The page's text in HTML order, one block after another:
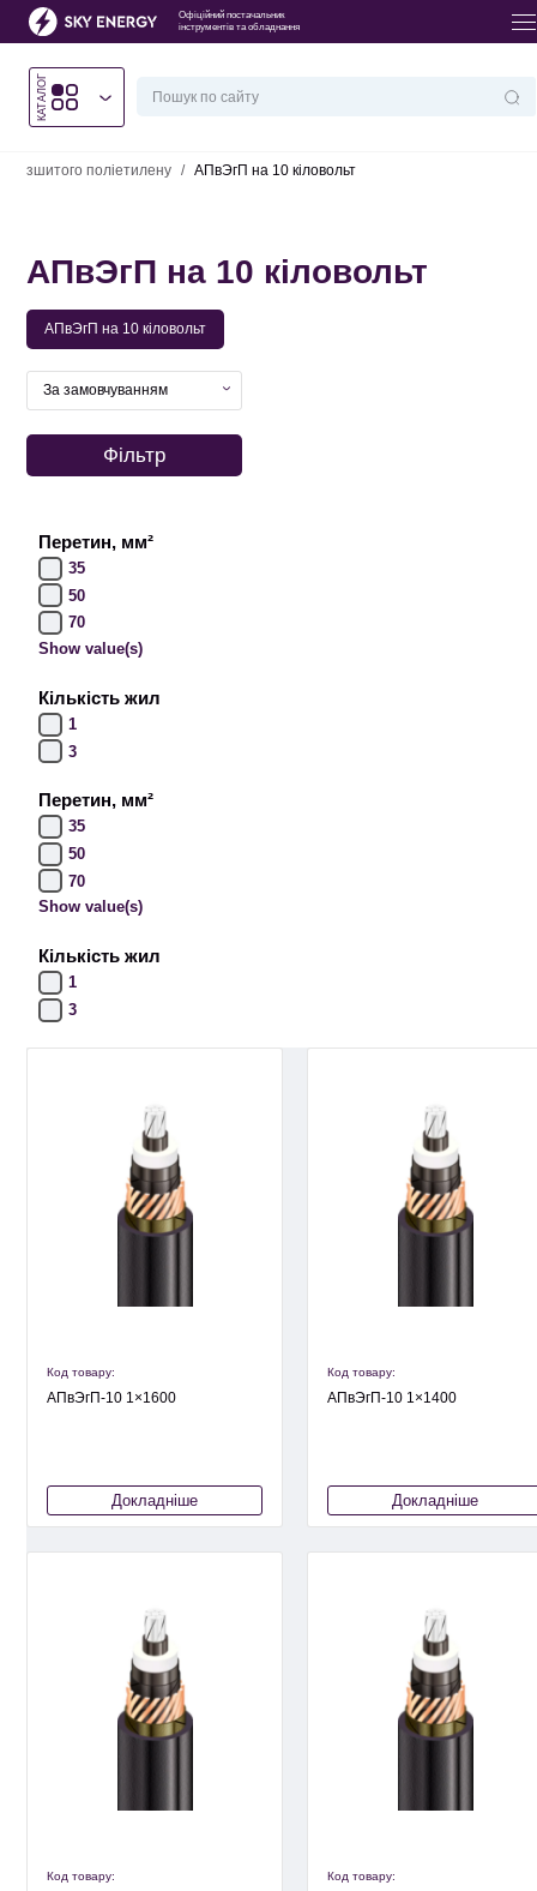
Офіційний постачальник
інструментів та обладнання
КАТАЛОГ
зшитого поліетилену / АПвЭгП на 10 кіловольт
АПвЭгП на 10 кіловольт
АПвЭгП на 10 кіловольт
За замовчуванням
Фільтр
Перетин, мм²
35
50
70
Show value(s)
Кількість жил
1
3
Перетин, мм²
35
50
70
Show value(s)
Кількість жил
1
3
Код товару:
АПвЭгП-10 1×1600
Докладніше
Код товару:
АПвЭгП-10 1×1400
Докладніше
Код товару: Код товару: